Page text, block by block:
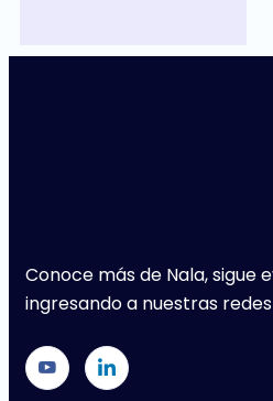
Conoce más de Nala, sigue
ingresando a nuestras